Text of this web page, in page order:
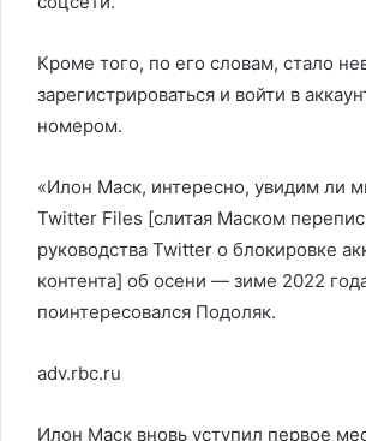
Кроме того, по его словам, стало
зарегистрироваться и войти в
номером.
«Илон Маск, интересно, увидим ли
Twitter Files [слитая Маском
руководства Twitter о блокировке
контента] об осени — зиме 2022
поинтересовался Подоляк.
adv.rbc.ru
Илон Маск вновь уступил первое